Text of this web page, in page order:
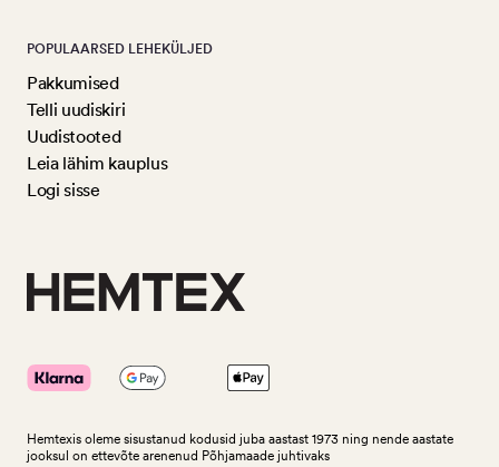
POPULAARSED LEHEKÜLJED
Pakkumised
Telli uudiskiri
Uudistooted
Leia lähim kauplus
Logi sisse
Hemtexis oleme sisustanud kodusid juba aastast 1973 ning nende aastate
jooksul on ettevõte arenenud Põhjamaade juhtivaks